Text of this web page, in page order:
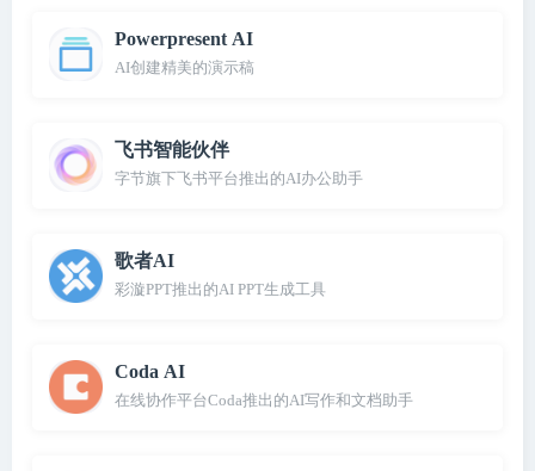
Powerpresent AI
AI创建精美的演示稿
飞书智能伙伴
字节旗下飞书平台推出的AI办公助手
歌者AI
彩漩PPT推出的AI PPT生成工具
Coda AI
在线协作平台Coda推出的AI写作和文档助手